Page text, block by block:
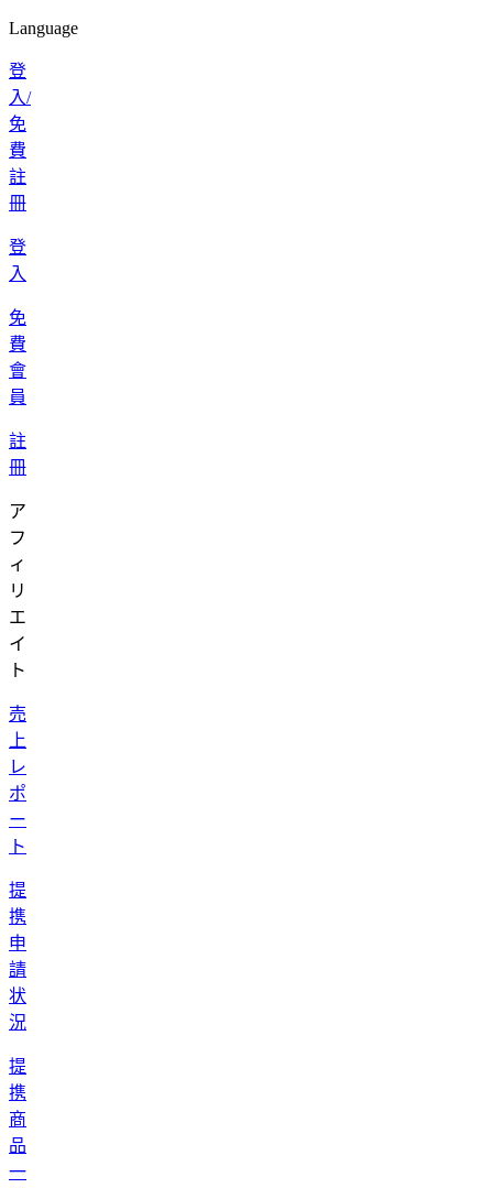
Language
登
入/
免
費
註
冊
登
入
免
費
會
員
註
冊
ア
フ
ィ
リ
エ
イ
ト
売
上
レ
ポ
ー
ト
提
携
申
請
状
況
提
携
商
品
一